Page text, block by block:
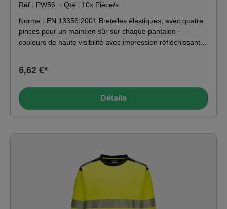
Réf : PW56 · Qté : 10x Pièce/s
Norme : EN 13356:2001 Bretelles élastiques, avec quatre
pinces pour un maintien sûr sur chaque pantalon ·
couleurs de haute visibilité avec impression réfléchissante
4 x fixation par clip métallique pour une fixation sûre aux
Matériau : 100% polyester
6,62 €*
Détails